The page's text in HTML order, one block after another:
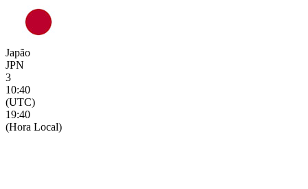
Japão
JPN
3
10:40
(UTC)
19:40
(Hora Local)